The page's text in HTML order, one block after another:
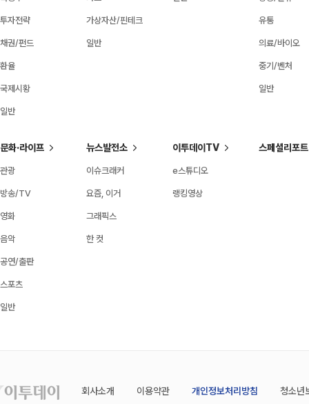
투자전략
채권/펀드
환율
국제시황
일반
가상자산/핀테크
일반
유통
의료/바이오
중기/벤처
일반
문화·라이프
관광
방송/TV
영화
음악
공연/출판
스포츠
일반
뉴스발전소
이슈크래커
요즘, 이거
그래픽스
한 컷
이투데이TV
e스튜디오
랭킹영상
스페셜리포트
회사소개 이용약관 개인정보처리방침 청소년